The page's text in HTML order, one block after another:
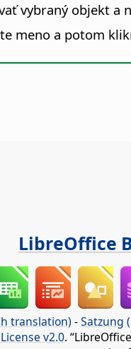
vybraný objekt a
meno a potom
LibreOffice
translation) -Satzung
v2.0.